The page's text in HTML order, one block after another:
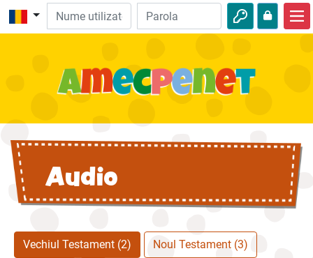
Biblie
Audio
Aventuri
Audio
Vechiul Testament (2)
Noul Testament (3)